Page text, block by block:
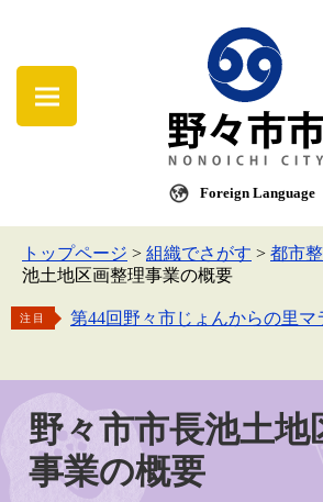
Foreign Language
トップページ > 組織でさがす > 都市
池土地区画整理事業の概要
注目
第44回野々市じょんからの里マ
野々市市長池土地
事業の概要